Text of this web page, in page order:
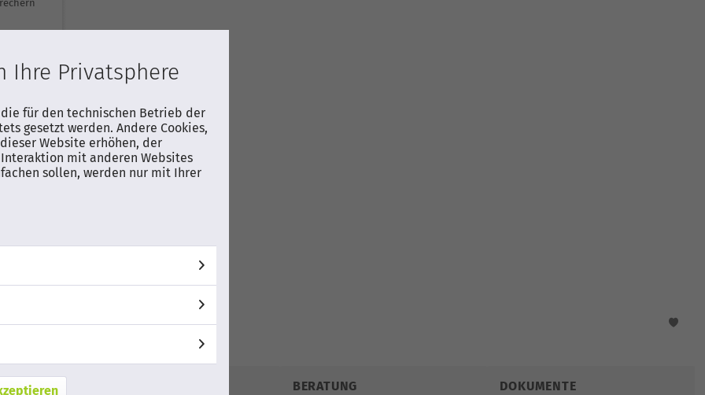
Ihre Privatsphere
für den technischen Betrieb der
gesetzt werden. Andere Cookies,
Website erhöhen, der
mit anderen Websites
sollen, werden nur mit Ihrer
Airplay
BERATUNG
DOKUMENTE
AUF WUNSCHLISTE
Nr.
ZG